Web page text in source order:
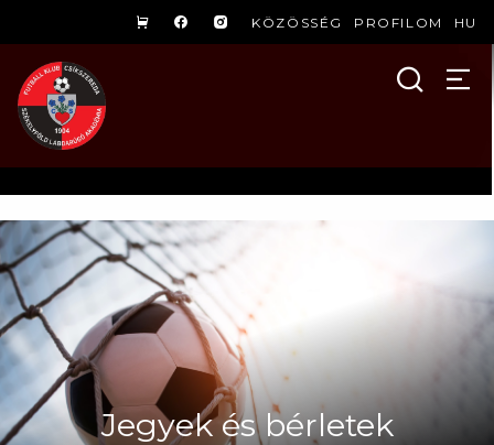
KÖZÖSSÉG PROFILOM HU
Jegyek és bérletek